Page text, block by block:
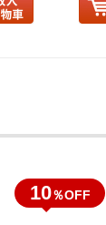
10％OFF